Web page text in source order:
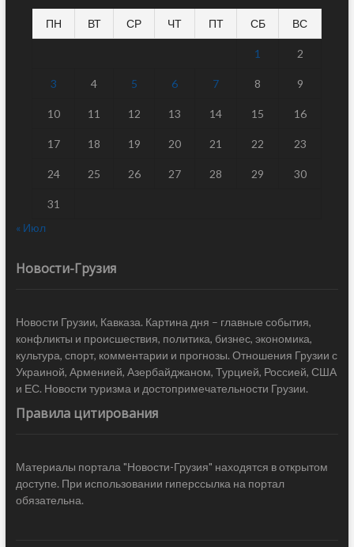
ПН ВТ СР ЧТ ПТ СБ ВС
1 2
3 4 5 6 7 8 9
10 11 12 13 14 15 16
17 18 19 20 21 22 23
24 25 26 27 28 29 30
31
« Июл
Новости-Грузия
Новости Грузии, Кавказа. Картина дня – главные события,
конфликты и происшествия, политика, бизнес, экономика,
культура, спорт, комментарии и прогнозы. Отношения Грузии с
Украиной, Арменией, Азербайджаном, Турцией, Россией, США
и ЕС. Новости туризма и достопримечательности Грузии.
Правила цитирования
Материалы портала "Новости-Грузия" находятся в открытом
доступе. При использовании гиперссылка на портал
обязательна.